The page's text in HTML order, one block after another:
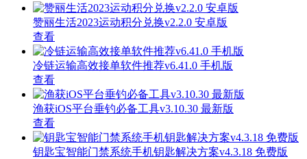
赞丽生活2023运动积分兑换v2.2.0 安卓版
查看
冷链运输高效接单软件推荐v6.41.0 手机版
查看
渔获iOS平台垂钓必备工具v3.10.30 最新版
查看
钥匙宝智能门禁系统手机钥匙解决方案v4.3.18 免费版